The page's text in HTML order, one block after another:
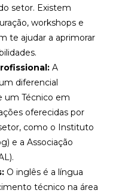
setor. Existem
workshops e
te ajudar a aprimorar
A
diferencial
um Técnico em
oferecidas por
como o Instituto
e a Associação
O inglês é a língua
técnico na área